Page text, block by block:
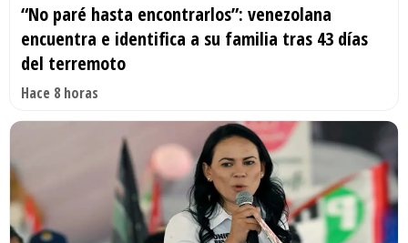
“No paré hasta encontrarlos”: venezolana
encuentra e identifica a su familia tras 43 días
del terremoto
Hace 8 horas